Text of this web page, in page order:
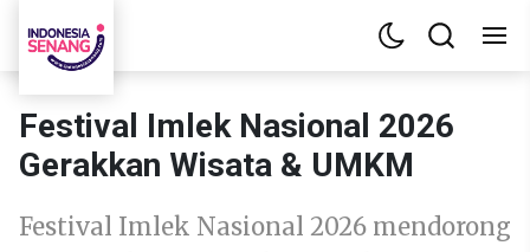
Festival Imlek Nasional 2026
Gerakkan Wisata & UMKM
Festival Imlek Nasional 2026 mendorong